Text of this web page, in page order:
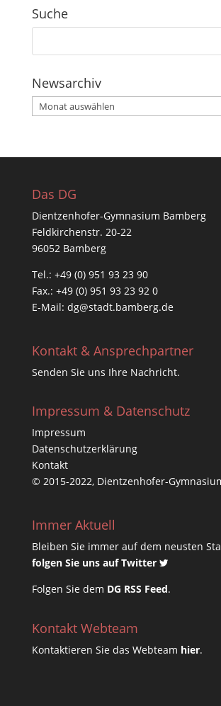
Suche
Newsarchiv
Newsarchiv
Das DG
Dientzenhofer-Gymnasium Bamberg
Feldkirchenstr. 20-22
96052 Bamberg
Tel.: +49 (0) 951 93 23 90
Fax.: +49 (0) 951 93 23 92 0
E-Mail: dg@stadt.bamberg.de
Kontakt & Ansprechpartner
Senden Sie uns Ihre Nachricht.
Impressum & Datenschutz
Impressum
Datenschutzerklärung
Kontakt
© 2015-2022, Dientzenhofer-
Immer Aktuell
Bleiben Sie immer auf dem neusten
folgen Sie uns auf Twitter
Folgen Sie dem DG RSS Feed.
Kontakt Webteam
Kontaktieren Sie das Webteam hier.